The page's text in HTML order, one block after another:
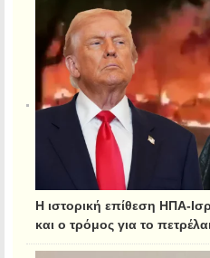
Η ιστορική επίθεση ΗΠΑ-
και ο τρόμος για το